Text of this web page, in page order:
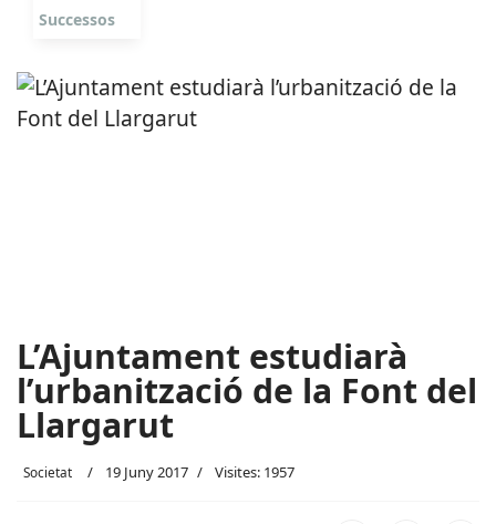
Successos
L’Ajuntament estudiarà
l’urbanització de la Font del
Llargarut
Societat 19 Juny 2017 Visites: 1957